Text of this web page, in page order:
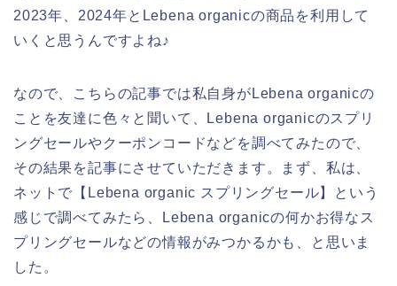
2023年、2024年とLebena organicの商品を利用して
いくと思うんですよね♪
なので、こちらの記事では私自身がLebena organicの
ことを友達に色々と聞いて、Lebena organicのスプリ
ングセールやクーポンコードなどを調べてみたので、
その結果を記事にさせていただきます。まず、私は、
ネットで【Lebena organic スプリングセール】という
感じで調べてみたら、Lebena organicの何かお得なス
プリングセールなどの情報がみつかるかも、と思いま
した。